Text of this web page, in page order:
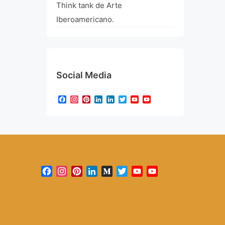
Think tank de Arte
Iberoamericano.
Social Media
Facebook
Instagram
Pinterest
LinkedIn
LinkedIn
TwitterYouTube
Facebook
Instagram
PinterestLinkedInMediumTwitterYouTube